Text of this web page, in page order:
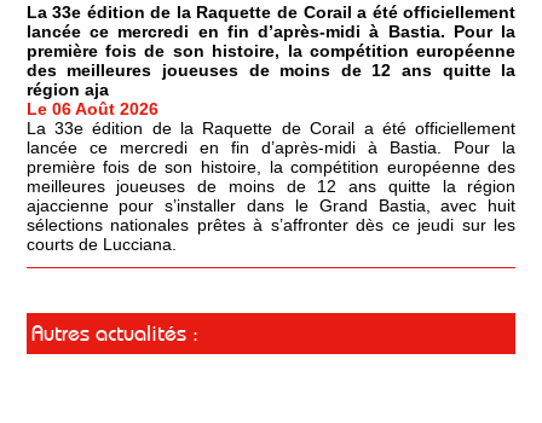
La 33e édition de la Raquette de Corail a été officiellement
lancée ce mercredi en fin d’après-midi à Bastia. Pour la
première fois de son histoire, la compétition européenne
des meilleures joueuses de moins de 12 ans quitte la
région aja
Le 06 Août 2026
La 33e édition de la Raquette de Corail a été officiellement
lancée ce mercredi en fin d’après-midi à Bastia. Pour la
première fois de son histoire, la compétition européenne des
meilleures joueuses de moins de 12 ans quitte la région
ajaccienne pour s’installer dans le Grand Bastia, avec huit
sélections nationales prêtes à s’affronter dès ce jeudi sur les
courts de Lucciana.
Autres actualités :